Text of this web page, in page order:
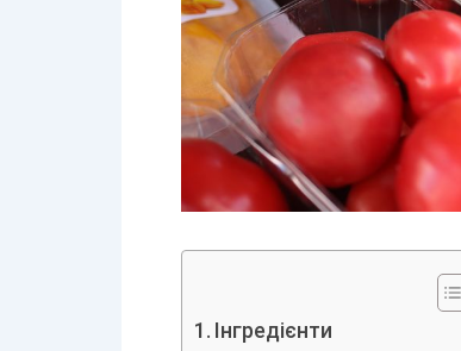
Інгредієнти